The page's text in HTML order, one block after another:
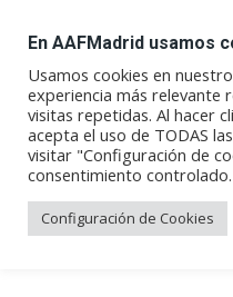
Estrella
En AAFMadrid usamos
Usamos cookies en
experiencia más relevante
visitas repetidas. Al hacer
acepta el uso de TODAS
visitar "Configuración de
consentimiento controlado.
Configuración de Cookies